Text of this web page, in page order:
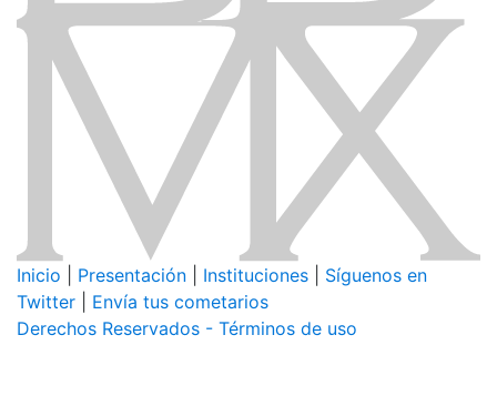
Inicio Presentación Instituciones
Síguenos en
Twitter
Envía tus cometarios
Derechos Reservados - Términos de uso